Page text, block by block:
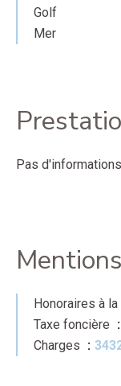
Golf
Mer
Pas
Honoraires à
Taxe foncière
Charges